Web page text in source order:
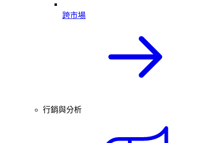
跨市場
行銷與分析